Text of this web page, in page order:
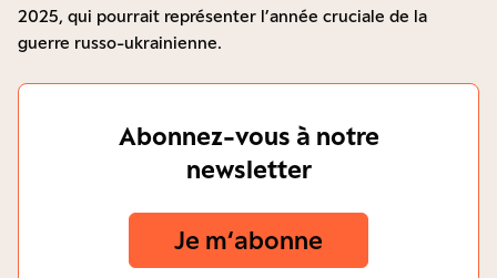
2025, qui pourrait représenter l’année cruciale de la
guerre russo-ukrainienne.
Abonnez-vous à notre
newsletter
Je m‘abonne